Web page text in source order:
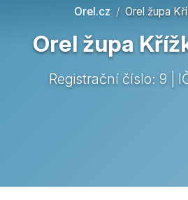
Orel.cz Orel župa
Orel župa
Registrační číslo: 9 |